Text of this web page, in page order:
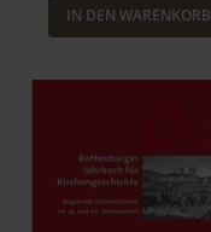
IN DEN WARENKORB